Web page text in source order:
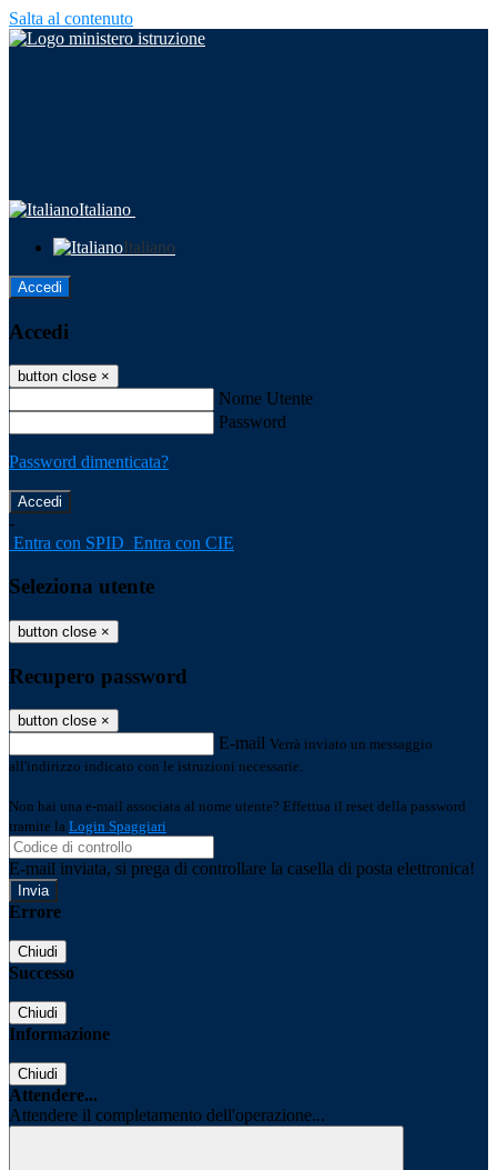
Salta al contenuto
Italiano
Italiano
Accedi
Accedi
button close ×
Nome Utente
Password
Password dimenticata?
-
Entra con SPID Entra con CIE
Seleziona utente
button close ×
Recupero password
button close ×
E-mail Verrà inviato un messaggio
all'indirizzo indicato con le istruzioni necessarie.
Non hai una e-mail associata al nome utente? Effettua il reset della password
tramite la Login Spaggiari
E-mail inviata, si prega di controllare la casella di posta elettronica!
Errore
Chiudi
Successo
Chiudi
Informazione
Chiudi
Attendere...
Attendere il completamento dell'operazione...